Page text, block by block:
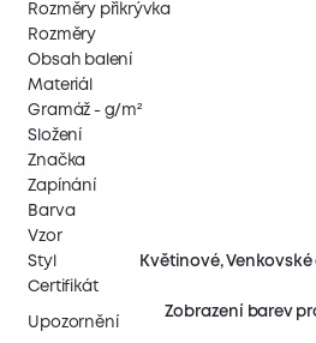
Rozměry přikrývka
Rozměry
Obsah balení
Materiál
Gramáž - g/m²
Složení
Značka
Zapínání
Barva
Vzor
Styl
Květinové,
Certifikát
Upozornění
Zobrazení barev